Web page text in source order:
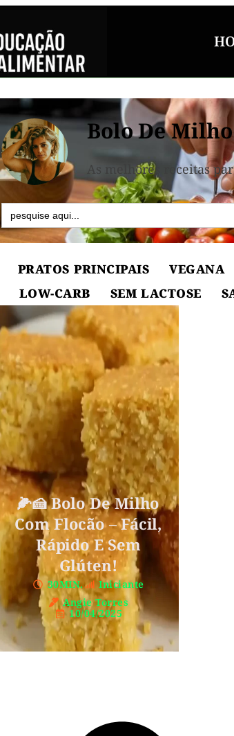
Bolo De
As melhores receitas
Search
for:
PRATOS PRINCIPAIS VEGANA
LOW-CARB
SEM LACTOSE
🌽🍰 Bolo De Milho
Com Flocão – Fácil,
Rápido E Sem
Glúten!
30MIN.
Iniciante
Angie Torres
10/04/2025